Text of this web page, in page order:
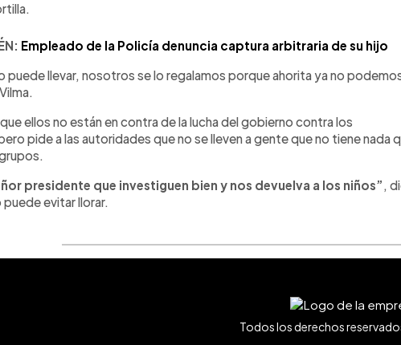
Empleado de la Policía denuncia captura arbitraria de su hijo
puede llevar, nosotros se lo regalamos porque ahorita ya no
ellos no están en contra de la lucha del gobierno contra los
pide a las autoridades que no se lleven a gente que no tiene nada
presidente que investiguen bien y nos devuelva a los niños”,
puede evitar llorar.
Todos los derechos